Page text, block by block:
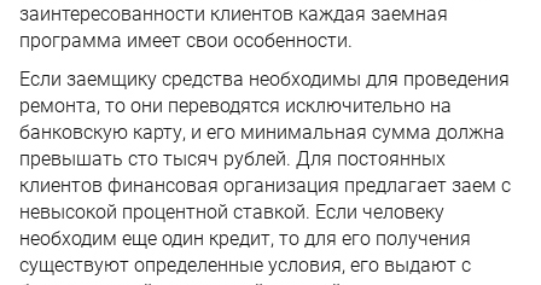
заинтересованности клиентов каждая заемная
программа имеет свои особенности.
Если заемщику средства необходимы для проведения
ремонта, то они переводятся исключительно на
банковскую карту, и его минимальная сумма должна
превышать сто тысяч рублей. Для постоянных
клиентов финансовая организация предлагает заем с
невысокой процентной ставкой. Если человеку
необходим еще один кредит, то для его получения
существуют определенные условия, его выдают с